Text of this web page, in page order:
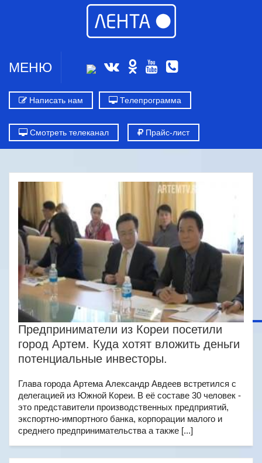
МЕНЮ
Написать нам Телепрограмма
Смотреть телеканал Прайс-лист
Предприниматели из Кореи посетили
город Артем. Куда хотят вложить деньги
потенциальные инвесторы.
Глава города Артема Александр Авдеев встретился с
делегацией из Южной Кореи. В её составе 30 человек -
это представители производственных предприятий,
экспортно-импортного банка, корпорации малого и
среднего предпринимательства а также [...]